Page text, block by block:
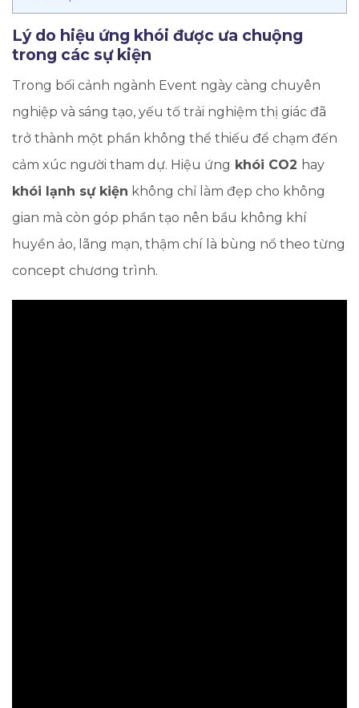
Lý do hiệu ứng khói được ưa chuộng
trong các sự kiện
Trong bối cảnh ngành Event ngày càng chuyên
nghiệp và sáng tạo, yếu tố trải nghiệm thị giác đã
trở thành một phần không thể thiếu để chạm đến
cảm xúc người tham dự. Hiệu ứng khói CO2 hay
khói lạnh sự kiện không chỉ làm đẹp cho không
gian mà còn góp phần tạo nên bầu không khí
huyền ảo, lãng mạn, thậm chí là bùng nổ theo từng
concept chương trình.